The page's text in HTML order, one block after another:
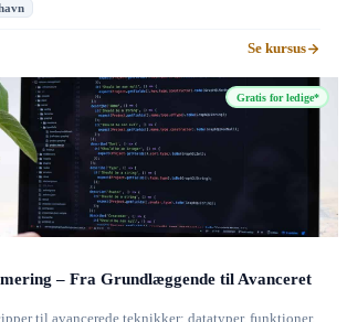
Se kursus
Gratis for ledige*
– Fra Grundlæggende til Avanceret